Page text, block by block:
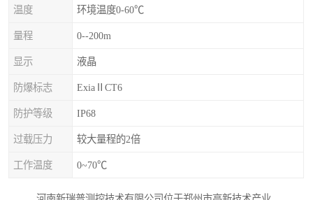
温度 环境温度0-60℃
量程 0--200m
显示 液晶
防爆标志 ExiaⅡCT6
防护等级 IP68
过载压力 较大量程的2倍
工作温度 0~70℃